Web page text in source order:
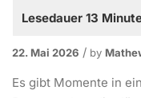
22. Mai 2026 by
Es gibt Momente in